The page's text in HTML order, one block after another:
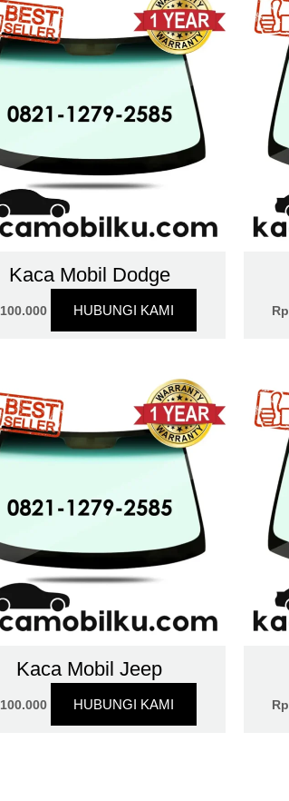
Kaca Mobil Dodge
100.000 HUBUNGI KAMI Rp
Kaca Mobil Jeep
100.000 HUBUNGI KAMI Rp